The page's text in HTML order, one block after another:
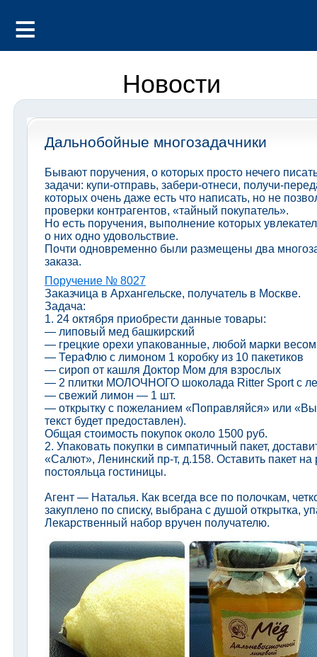
Новости
Дальнобойные многозадачники
Бывают поручения, о которых просто нечего
задачи: купи-отправь, забери-отнеси, получи-
которых очень даже есть что написать, но не
проверки контрагентов, «тайный покупатель».
Но есть поручения, выполнение которых
о них одно удовольствие.
Почти одновременно были размещены два
заказа.
Поручение № 8027
Заказчица в Архангельске, получатель в Москве.
Задача:
1. 24 октября приобрести данные товары:
— липовый мед башкирский
— грецкие орехи упакованные, любой марки
— ТераФлю с лимоном 1 коробку из 10 пакетиков
— сироп от кашля Доктор Мом для взрослых
— 2 плитки МОЛОЧНОГО шоколада Ritter Sport с
— свежий лимон — 1 шт.
— открытку с пожеланием «Поправляйся» или
текст будет предоставлен).
Общая стоимость покупок около 1500 руб.
2. Упаковать покупки в симпатичный пакет,
«Салют», Ленинский пр-т, д.158. Оставить пакет
постояльца гостиницы.
Агент — Наталья. Как всегда все по полочкам,
закуплено по списку, выбрана с душой открытка,
Лекарственный набор вручен получателю.